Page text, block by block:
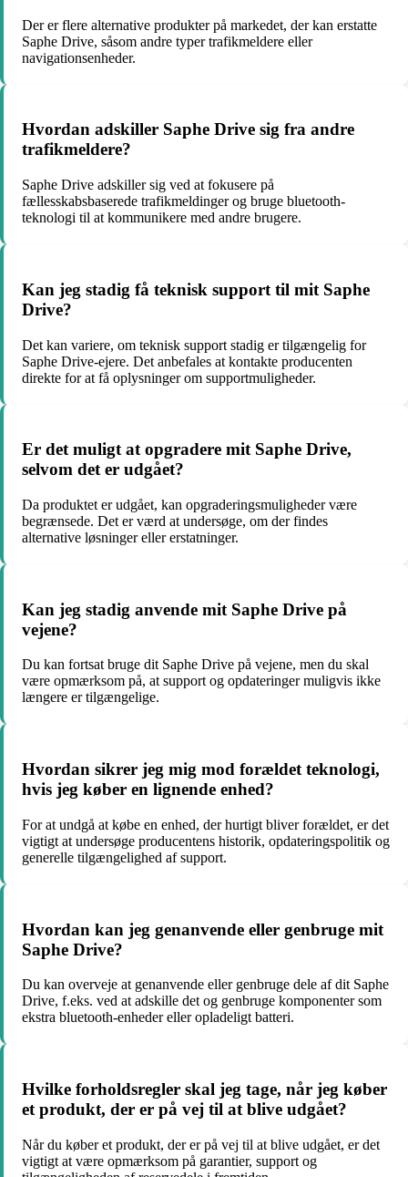
Der er flere alternative produkter på markedet, der kan erstatte
Saphe Drive, såsom andre typer trafikmeldere eller
navigationsenheder.
Hvordan adskiller Saphe Drive sig fra andre
trafikmeldere?
Saphe Drive adskiller sig ved at fokusere på
fællesskabsbaserede trafikmeldinger og bruge bluetooth-
teknologi til at kommunikere med andre brugere.
Kan jeg stadig få teknisk support til mit Saphe
Drive?
Det kan variere, om teknisk support stadig er tilgængelig for
Saphe Drive-ejere. Det anbefales at kontakte producenten
direkte for at få oplysninger om supportmuligheder.
Er det muligt at opgradere mit Saphe Drive,
selvom det er udgået?
Da produktet er udgået, kan opgraderingsmuligheder være
begrænsede. Det er værd at undersøge, om der findes
alternative løsninger eller erstatninger.
Kan jeg stadig anvende mit Saphe Drive på
vejene?
Du kan fortsat bruge dit Saphe Drive på vejene, men du skal
være opmærksom på, at support og opdateringer muligvis ikke
længere er tilgængelige.
Hvordan sikrer jeg mig mod forældet teknologi,
hvis jeg køber en lignende enhed?
For at undgå at købe en enhed, der hurtigt bliver forældet, er det
vigtigt at undersøge producentens historik, opdateringspolitik og
generelle tilgængelighed af support.
Hvordan kan jeg genanvende eller genbruge mit
Saphe Drive?
Du kan overveje at genanvende eller genbruge dele af dit Saphe
Drive, f.eks. ved at adskille det og genbruge komponenter som
ekstra bluetooth-enheder eller opladeligt batteri.
Hvilke forholdsregler skal jeg tage, når jeg køber
et produkt, der er på vej til at blive udgået?
Når du køber et produkt, der er på vej til at blive udgået, er det
vigtigt at være opmærksom på garantier, support og